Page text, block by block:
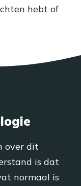
hebt of
over dit
is dat
normaal is